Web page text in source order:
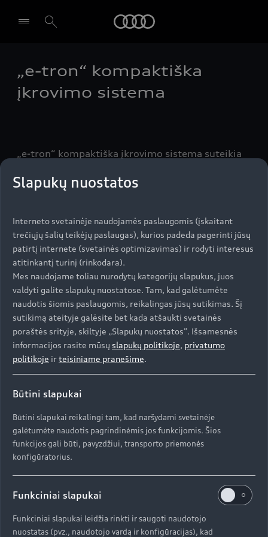
Pasirinkti atstovybę
„e-tron“ kompaktiška
įkrovimo sistema
„e-tron“ kompaktiška įkrovimo sistema suteikia
namuose, svečiuojantis pas draugus arba
tron“.
Aukštyn
Modeliai
e-tron
e-tron GT
Įsigyti Audi
Specialūs pasiūlymai
Automobiliai sandėlyje
Naudoti Audi
Audi Lizingas
Servisas ir aptarnavimas
Serviso akcijos
Garantijos
Aktualumas
Svarbi informacija mūsų klientams
Atšaukimas dėl oro pagalvių saugumo
AUDI AG
Apie kompaniją (ENG)
Apie kompaniją (ENG)
Prekybos atstovai ir serviso partneriai
Slapukų nuostatos
Interneto svetainėje naudojamės paslaugomis (įskaitant
trečiųjų šalių teikėjų paslaugas), kurios padeda pagerinti jūsų
patirtį internete (svetainės optimizavimas) ir rodyti interesus
atitinkantį turinį (rinkodara).
Mes naudojame toliau nurodytų kategorijų slapukus, juos
valdyti galite slapukų nuostatose. Tam, kad galėtumėte
naudotis šiomis paslaugomis, reikalingas jūsų sutikimas. Šį
sutikimą ateityje galėsite bet kada atšaukti svetainės
poraštės srityje, skiltyje „Slapukų nuostatos“. Išsamesnės
informacijos rasite mūsų slapukų politikoje, privatumo
politikoje irteisiniame pranešime.
Būtini slapukai
Būtini slapukai reikalingi tam, kad naršydami svetainėje
galėtumėte naudotis pagrindinėmis jos funkcijomis. Šios
funkcijos gali būti, pavyzdžiui, transporto priemonės
konfigūratorius.
Funkciniai slapukai
Funkciniai slapukai leidžia rinkti ir saugoti naudotojo
nuostatas (pvz., naudotojo vardą ir konfigūracijas), kad